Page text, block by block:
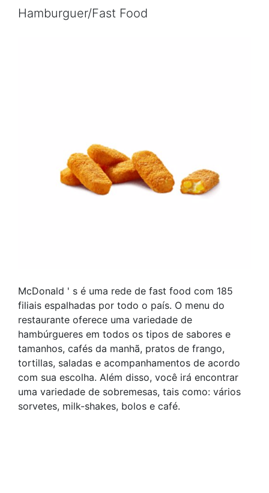
Hamburguer/Fast Food
McDonald ' s é uma rede de fast food com 185
filiais espalhadas por todo o país. O menu do
restaurante oferece uma variedade de
hambúrgueres em todos os tipos de sabores e
tamanhos, cafés da manhã, pratos de frango,
tortillas, saladas e acompanhamentos de acordo
com sua escolha. Além disso, você irá encontrar
uma variedade de sobremesas, tais como: vários
sorvetes, milk-shakes, bolos e café.